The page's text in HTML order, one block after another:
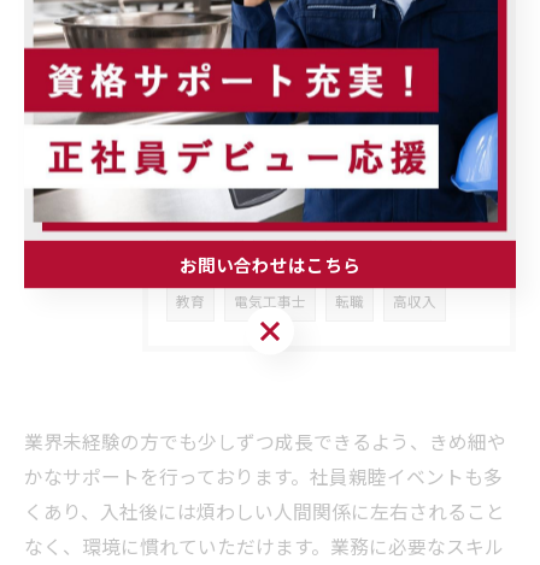
店舗用品 オーダーメード 自動販売機
営業 水道工事 業務用冷蔵庫
富士見市 スキルアップ
働きやすい プライベートが充実
ジム完備 寮完備 資格サポート
教育 電気工事士 転職 高収入
業界未経験の方でも少しずつ成長できるよう、きめ細や
かなサポートを行っております。社員親睦イベントも多
くあり、入社後には煩わしい人間関係に左右されること
なく、環境に慣れていただけます。業務に必要なスキル
お問い合わせはこちら
お問い合わせはこちら